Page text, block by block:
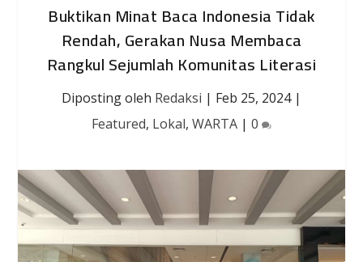
Buktikan Minat Baca Indonesia Tidak
Rendah, Gerakan Nusa Membaca
Rangkul Sejumlah Komunitas Literasi
Diposting oleh Redaksi | Feb 25, 2024|
Featured, Lokal, WARTA | 0